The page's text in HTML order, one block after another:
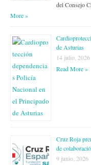
del Consejo
More »
de Asturias
14 julio, 2026
Read More »
Cruz Roja
de
9 junio, 2026